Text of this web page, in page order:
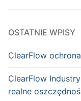
OSTATNIE WPISY
ClearFlow
ClearFlow
realne